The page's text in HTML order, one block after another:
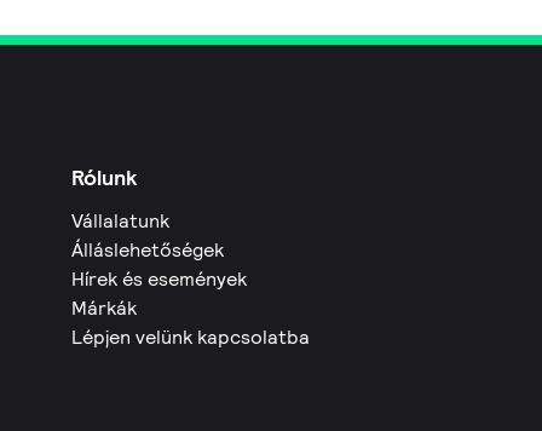
Rólunk
Vállalatunk
Álláslehetőségek
Hírek és események
Márkák
Lépjen velünk kapcsolatba